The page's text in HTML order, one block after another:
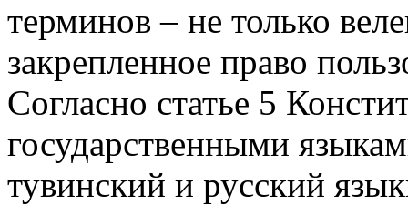
терминов – не только
закрепленное право
Согласно статье 5
государственными
тувинский и русский